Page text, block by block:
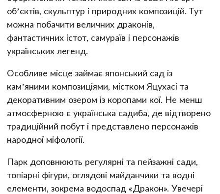
об’єктів, скульптур і природних композицій. Тут
можна побачити величних драконів,
фантастичних істот, самураїв і персонажів
українських легенд.
Особливе місце займає японський сад із
кам’яними композиціями, містком Яцухасі та
декоративним озером із коропами кої. Не менш
атмосферною є українська садиба, де відтворено
традиційний побут і представлено персонажів
народної міфології.
Парк доповнюють регулярні та пейзажні сади,
топіарні фігури, оглядові майданчики та водні
елементи, зокрема водоспад «Дракон». Увечері